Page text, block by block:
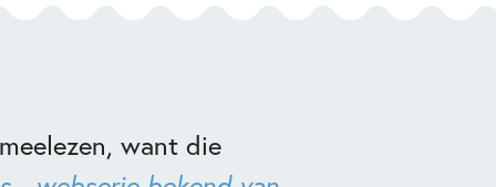
want die